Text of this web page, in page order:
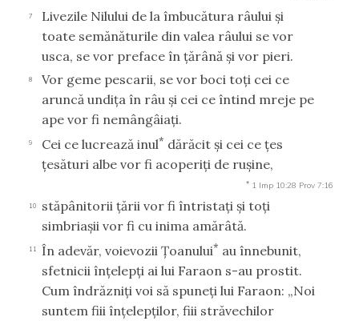
7
Livezile Nilului de la îmbucătura râului şi
toate semănăturile din valea râului se vor
usca, se vor preface în ţărână şi vor pieri.
8
Vor geme pescarii, se vor boci toţi cei ce
aruncă undiţa în râu şi cei ce întind mreje pe
ape vor fi nemângâiaţi.
9 Cei ce lucrează inul* dărăcit şi cei ce ţes
ţesături albe vor fi acoperiţi de ruşine,
* 1 Imp 10:28 Prov 7:16
10
stăpânitorii ţării vor fi întristaţi şi toţi
simbriaşii vor fi cu inima amărâtă.
11 În adevăr, voievozii Ţoanului* au înnebunit,
sfetnicii înţelepţi ai lui Faraon s-au prostit.
Cum îndrăzniţi voi să spuneţi lui Faraon: „Noi
suntem fiii înţelepţilor, fiii străvechilor